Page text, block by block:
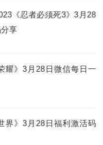
《忍者必须死3》3月28
享
耀》3月28日微信每日一
界》3月28日福利激活码